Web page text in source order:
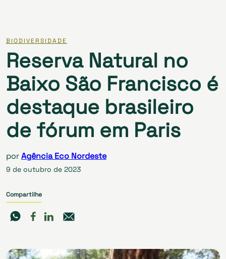
BIODIVERSIDADE
Reserva Natural no
Baixo São Francisco é
destaque brasileiro
de fórum em Paris
porAgência Eco Nordeste
9 de outubro de 2023
Compartilhe